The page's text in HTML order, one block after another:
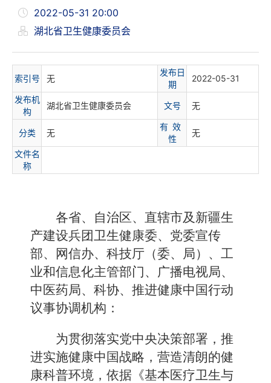
2022-05-31 20:00
湖北省卫生健康委员会
索引号 无
发布日
期
2022-05-31
发布机
构
湖北省卫生健康委员会 文号 无
分类 无
有 效
性
无
文件名
称
各省、自治区、直辖市及新疆生
产建设兵团卫生健康委、党委宣传
部、网信办、科技厅（委、局）、工
业和信息化主管部门、广播电视局、
中医药局、科协、推进健康中国行动
议事协调机构 ：
为贯彻落实党中央决策部署，推
进实施健康中国战略，营造清朗的健
康科普环境，依据《基本医疗卫生与